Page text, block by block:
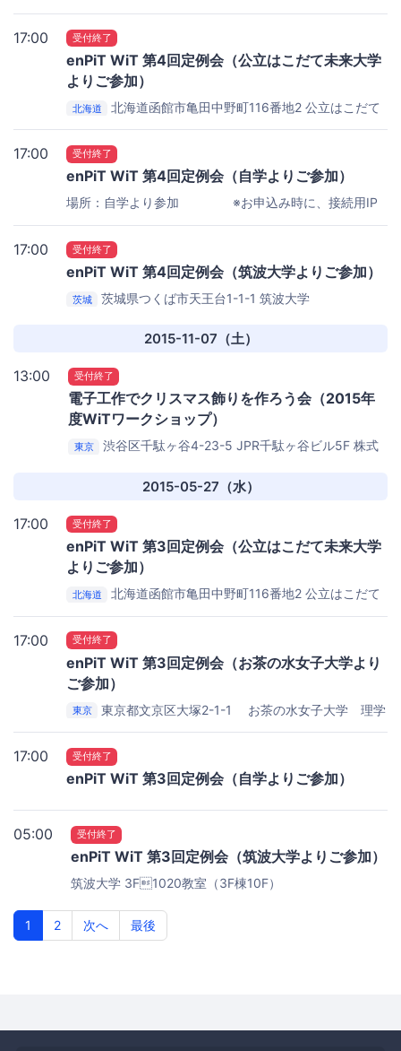
17:00 受付終了
enPiT WiT 第4回定例会（公立はこだて未来大学
よりご参加）
北海道 北海道函館市亀田中野町116番地2 公立はこだて
17:00 受付終了
enPiT WiT 第4回定例会（自学よりご参加）
場所：自学より参加 ※お申込み時に、接続用IP
17:00 受付終了
enPiT WiT 第4回定例会（筑波大学よりご参加）
茨城 茨城県つくば市天王台1-1-1 筑波大学
2015-11-07（土）
13:00 受付終了
電子工作でクリスマス飾りを作ろう会（2015年
度WiTワークショップ）
東京 渋谷区千駄ヶ谷4-23-5 JPR千駄ヶ谷ビル5F 株式
2015-05-27（水）
17:00 受付終了
enPiT WiT 第3回定例会（公立はこだて未来大学
よりご参加）
北海道 北海道函館市亀田中野町116番地2 公立はこだて
17:00 受付終了
enPiT WiT 第3回定例会（お茶の水女子大学より
ご参加）
東京
東京都文京区大塚2-1-1 お茶の水女子大学 理学
17:00 受付終了
enPiT WiT 第3回定例会（自学よりご参加）
05:00 受付終了
enPiT WiT 第3回定例会（筑波大学よりご参加）
筑波大学 3F1020教室（3F棟10F）
1 2 次へ 最後